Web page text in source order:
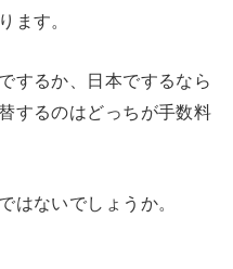
ます。
するか、日本でするなら
するのはどっちが手数料
はないでしょうか。